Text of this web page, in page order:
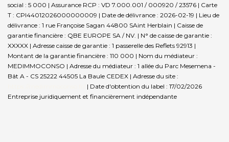
social : 5 000 | Assurance RCP : VD 7.000.001 / 000920 / 23576 | Carte
T : CPI44012026000000009 | Date de délivrance : 2026-02-19 | Lieu de
délivrance : 1 rue Françoise Sagan 44800 SAint Herblain | Caisse de
garantie financière : QBE EUROPE SA / NV. | N° de caisse de garantie :
XXXXX | Adresse caisse de garantie : 1 passerelle des Reflets 92913 |
Montant de la garantie financière : 110 000 | Nom du médiateur :
MEDIMMOCONSO | Adresse du médiateur : 1 allée du Parc Mesemena -
Bât A - CS 25222 44505 La Baule CEDEX | Adresse du site :
| Date d'obtention du label : 17/02/2026
Entreprise juridiquement et financièrement indépendante